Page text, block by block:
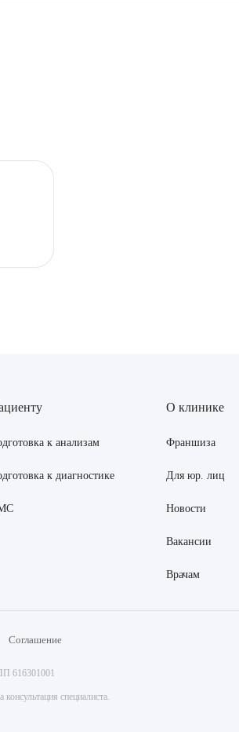
к анализам
к диагностике
О клинике
Франшиза
Для юр. лиц
Новости
Вакансии
Врачам
Соглашение
616301001
специалиста.
услугу